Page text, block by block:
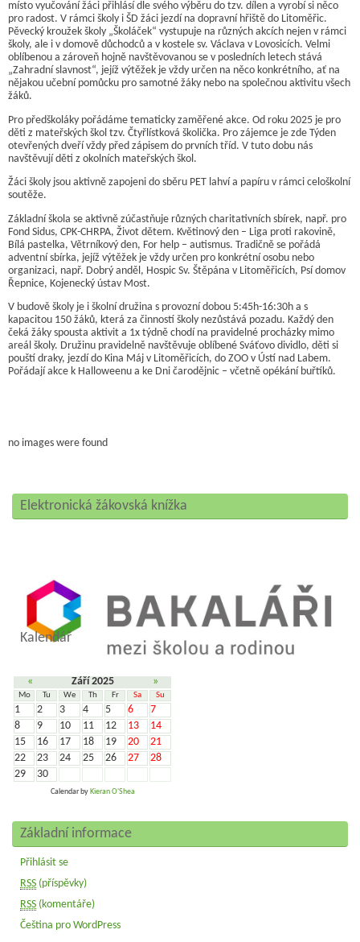
místo vyučování žáci přihlásí dle svého výběru do tzv. dílen a vyrobí si něco
pro radost. V rámci školy i ŠD žáci jezdí na dopravní hřiště do Litoměřic.
Pěvecký kroužek školy „Školáček“ vystupuje na různých akcích nejen v rámci
školy, ale i v domově důchodců a v kostele sv. Václava v Lovosicích. Velmi
oblíbenou a zároveň hojně navštěvovanou se v posledních letech stává
„Zahradní slavnost“, jejíž výtěžek je vždy určen na něco konkrétního, ať na
nějakou učební pomůcku pro samotné žáky nebo na společnou aktivitu všech
žáků.
Pro předškoláky pořádáme tematicky zaměřené akce. Od roku 2025 je pro
děti z mateřských škol tzv. Čtyřlístková školička. Pro zájemce je zde Týden
otevřených dveří vždy před zápisem do prvních tříd. V tuto dobu nás
navštěvují děti z okolních mateřských škol.
Žáci školy jsou aktivně zapojeni do sběru PET lahví a papíru v rámci celoškolní
soutěže.
Základní škola se aktivně zúčastňuje různých charitativních sbírek, např. pro
Fond Sidus, CPK-CHRPA, Život dětem. Květinový den – Liga proti rakovině,
Bílá pastelka, Větrníkový den, For help – autismus. Tradičně se pořádá
adventní sbírka, jejíž výtěžek je vždy určen pro konkrétní osobu nebo
organizaci, např. Dobrý anděl, Hospic Sv. Štěpána v Litoměřicích, Psí domov
Řepnice, Kojenecký ústav Most.
V budově školy je i školní družina s provozní dobou 5:45h-16:30h a s
kapacitou 150 žáků, která za činností školy nezůstává pozadu. Každý den
čeká žáky spousta aktivit a 1x týdně chodí na pravidelné procházky mimo
areál školy. Družinu pravidelně navštěvuje oblíbené Sváťovo dividlo, děti si
pouští draky, jezdí do Kina Máj v Litoměřicích, do ZOO v Ústí nad Labem.
Pořádají akce k Halloweenu a ke Dni čarodějnic – včetně opékání buřtíků.
no images were found
Elektronická žákovská knížka
Kalendář
« Září 2025 »
Mo Tu We Th Fr Sa Su
1 2 3 4 5 6
7
8
9 10 11 12 13
14
15
16 17 18 19 20
21
22
23 24 25 26 27
28
29
30
Calendar byKieran O'Shea
Základní informace
Přihlásit se
RSS (příspěvky)
RSS (komentáře)
Čeština pro WordPress